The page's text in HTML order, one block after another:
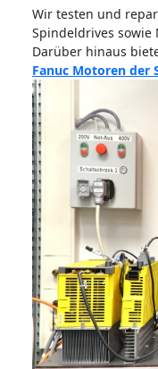
Wir testen und
Spindeldrives sowie
Darüber hinaus
Fanuc Motoren der